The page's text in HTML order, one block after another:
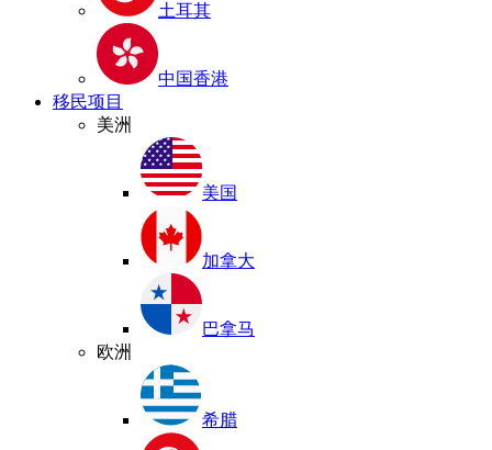
土耳其
中国香港
移民项目
美洲
美国
加拿大
巴拿马
欧洲
希腊